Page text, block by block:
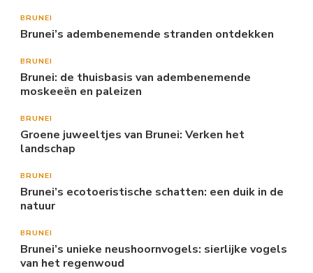
BRUNEI
Brunei’s adembenemende stranden ontdekken
BRUNEI
Brunei: de thuisbasis van adembenemende
moskeeën en paleizen
BRUNEI
Groene juweeltjes van Brunei: Verken het
landschap
BRUNEI
Brunei’s ecotoeristische schatten: een duik in de
natuur
BRUNEI
Brunei’s unieke neushoornvogels: sierlijke vogels
van het regenwoud